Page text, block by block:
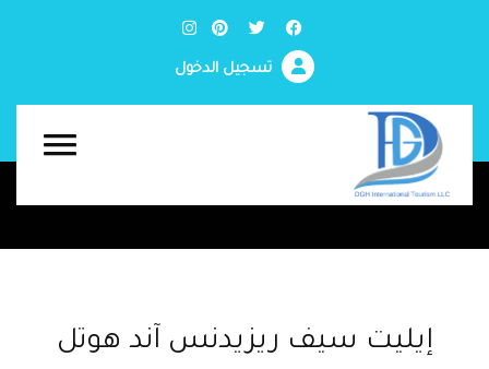
تسجيل الدخول
إيليت سيف ريزيدنس آند هوتل